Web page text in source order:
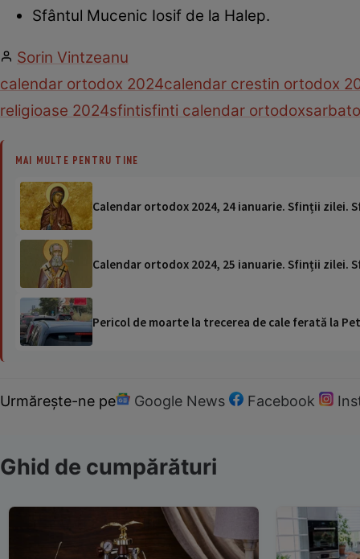
Sfântul Mucenic Iosif de la Halep.
Sorin Vintzeanu
calendar ortodox 2024calendar crestin ortodox
religioase 2024sfintisfinti calendar ortodox
MAI MULTE PENTRU TINE
Calendar ortodox 2024, 24 ianuarie. Sfinții zilei.
Calendar ortodox 2024, 25 ianuarie. Sfinții zilei.
Pericol de moarte la trecerea de cale ferată la
Urmărește-ne pe Google News Facebook
Ghid de cumpărături